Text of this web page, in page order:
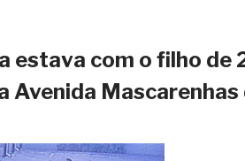
estava com o filho de
Avenida